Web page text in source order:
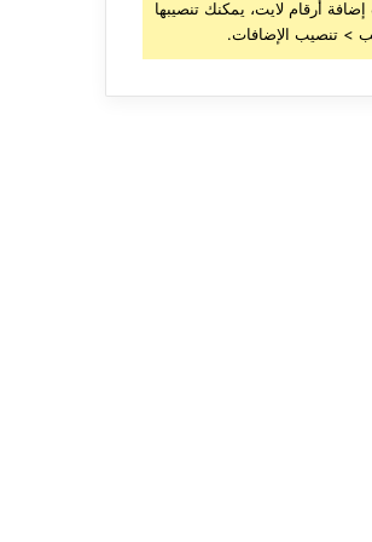
أرقام لايت، يمكنك تنصيبها
> تنصيب الإضافات.